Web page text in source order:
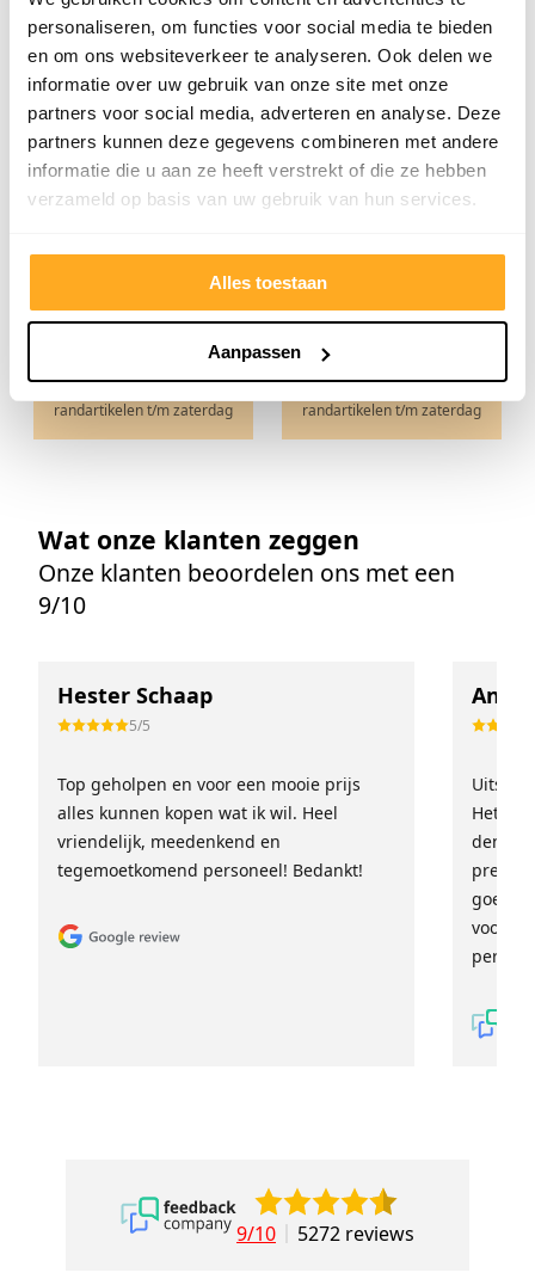
personaliseren, om functies voor social media te bieden
en om ons websiteverkeer te analyseren. Ook delen we
informatie over uw gebruik van onze site met onze
partners voor social media, adverteren en analyse. Deze
partners kunnen deze gegevens combineren met andere
informatie die u aan ze heeft verstrekt of die ze hebben
verzameld op basis van uw gebruik van hun services.
Alles toestaan
Aanpassen
5 liter Hardwax
(naturel) olie
Met dit blik kunt u 75 m²
van olie voorzien.
Prijs elders€ 249,98
randartikelen t/m zaterdag
1 liter English
Colour kleurolie
Met dit blik kunt u 20 m²
van olie voorzien.
Prijs elders€ 47,17
randartikelen t/m zaterdag
Wat onze klanten zeggen
Onze klanten beoordelen ons met een
9/10
Hester Schaap
5/5
Top geholpen en voor een mooie prijs
alles kunnen kopen wat ik wil. Heel
vriendelijk, meedenkend en
tegemoetkomend personeel! Bedankt!
Anne
Het
denkt
goed
voor
9/10 5272 reviews